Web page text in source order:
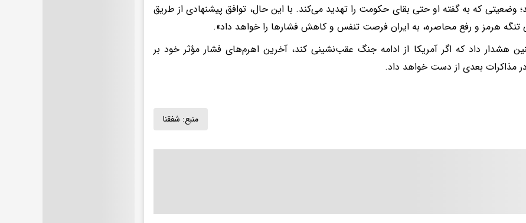
وضعیتی که به گفته او حتی بقای حکومت را تهدید می‌کند. با این حال، توافق پیشنهادی از طریق
تنگه هرمز و رفع محاصره، به ایران فرصت تنفس و کاهش فشارها را خواهد داد».
هشدار داد که اگر آمریکا از ادامه جنگ عقب‌نشینی کند، آخرین اهرم‌های فشار مؤثر خود بر
در مذاکرات بعدی از دست خواهد داد.
منبع: شفقنا